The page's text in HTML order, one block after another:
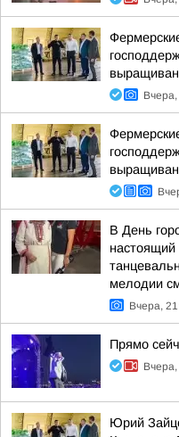
В День
мелодии
Вчера,
Прямо
Юрий